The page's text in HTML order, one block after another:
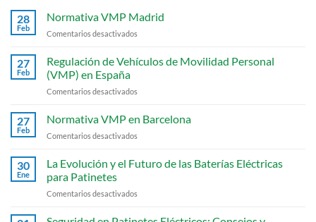
28
Feb
Normativa VMP Madrid
Comentarios desactivados
VMP
Madrid
27
Feb
Regulación de Vehículos de Movilidad Personal
(VMP) en España
Comentarios desactivados
de
Vehículos
de
Personal
España
27
Feb
Normativa VMP en Barcelona
Comentarios desactivados
VMP
en
30
Ene
La Evolución y el Futuro de las Baterías Eléctricas
para Patinetes
Comentarios desactivados
Evolución